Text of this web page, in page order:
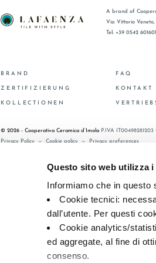
Questo sito web utilizza i
Informiamo che in questo
Cookie tecnici:
dall’utente. Per questi
Cookie analytics/
ed aggregate, al fine di
consenso.
A brand of
Via Vittorio
Tel: +39 0542 601601
BRAND
ZERTIFIZIERUNG
KOLLECTIONEN
FAQ
KONTAKT
© 2026 - Cooperativa Ceramica d’Imola P.IVA
Privacy Policy —Cookie policy — Privacy preferences